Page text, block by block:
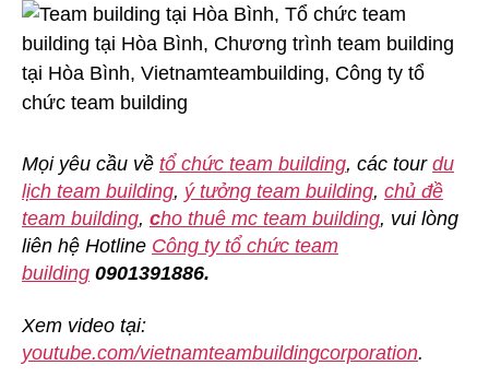
Mọi yêu cầu về tổ chức team building, các tour du
lịch team building, ý tưởng team building, chủ đề
team building, cho thuê mc team building, vui lòng
liên hệ Hotline Công ty tổ chức team
building 0901391886.
Xem video tại:
youtube.com/vietnamteambuildingcorporation.